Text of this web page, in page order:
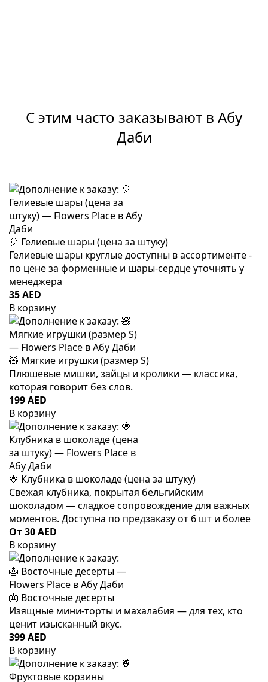
С этим часто заказывают в Абу
Даби
🎈 Гелиевые шары (цена за штуку)
Гелиевые шары круглые доступны в ассортименте -
по цене за форменные и шары-сердце уточнять у
менеджера
35 AED
В корзину
🧸 Мягкие игрушки (размер S)
Плюшевые мишки, зайцы и кролики — классика,
которая говорит без слов.
199 AED
В корзину
🍓 Клубника в шоколаде (цена за штуку)
Свежая клубника, покрытая бельгийским
шоколадом — сладкое сопровождение для важных
моментов. Доступна по предзаказу от 6 шт и более
От 30 AED
В корзину
🎂 Восточные десерты
Изящные мини-торты и махалабия — для тех, кто
ценит изысканный вкус.
399 AED
В корзину